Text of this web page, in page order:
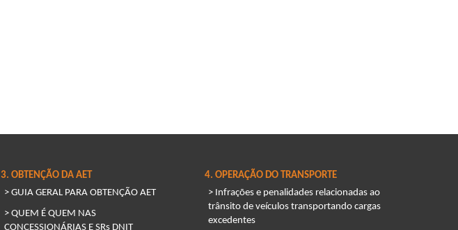
3. OBTENÇÃO DA AET
> GUIA GERAL PARA OBTENÇÃO AET
> QUEM É QUEM NAS
CONCESSIONÁRIAS E SRs DNIT
4. OPERAÇÃO DO TRANSPORTE
> Infrações e penalidades relacionadas ao
trânsito de veículos transportando cargas
excedentes